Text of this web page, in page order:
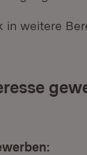
in weitere